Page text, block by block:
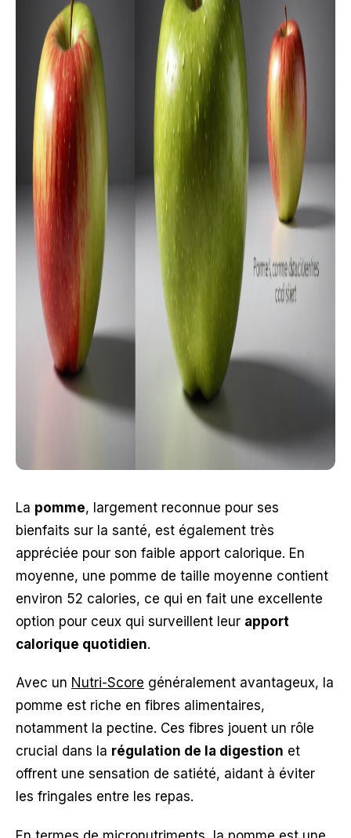
La pomme, largement reconnue pour ses
bienfaits sur la santé, est également très
appréciée pour son faible apport calorique. En
moyenne, une pomme de taille moyenne contient
environ 52 calories, ce qui en fait une excellente
option pour ceux qui surveillent leur apport
calorique quotidien.
Avec un Nutri-Score généralement avantageux, la
pomme est riche en fibres alimentaires,
notamment la pectine. Ces fibres jouent un rôle
crucial dans la régulation de la digestion et
offrent une sensation de satiété, aidant à éviter
les fringales entre les repas.